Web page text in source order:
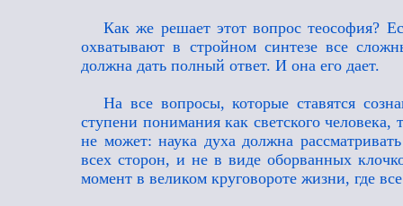
Как же решает этот вопрос теософия?
охватывают в стройном синтезе все
должна дать полный ответ. И она его дает.
На все вопросы, которые ставятся
ступени понимания как светского
не может: наука духа должна
всех сторон, и не в виде оборванных
момент в великом круговороте жизни, где